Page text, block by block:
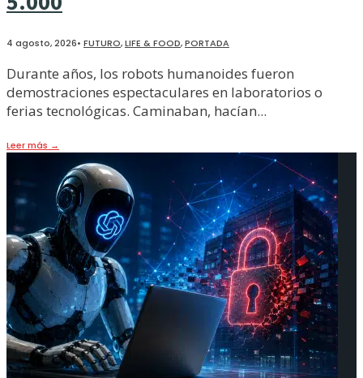
4 agosto, 2026• FUTURO,LIFE & FOOD,PORTADA
Durante años, los robots humanoides fueron
demostraciones espectaculares en laboratorios o
ferias tecnológicas. Caminaban, hacían...
Leer más →